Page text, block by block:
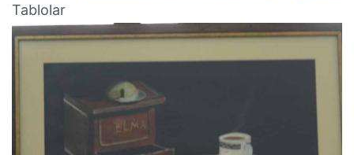
Tablolar